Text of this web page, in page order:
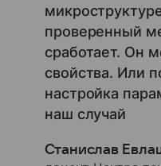
проверенный
сработает. Он
свойства. Или
настройка
наш случай
Станислав